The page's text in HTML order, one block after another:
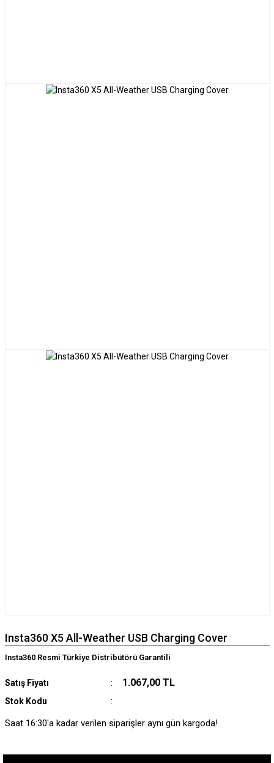
Insta360 X5 All-Weather USB Charging Cover
Insta360 Resmi Türkiye Distribütörü Garantili
Satış Fiyatı 1.067,00 TL
Stok Kodu
Saat 16:30'a kadar verilen siparişler aynı gün kargoda!